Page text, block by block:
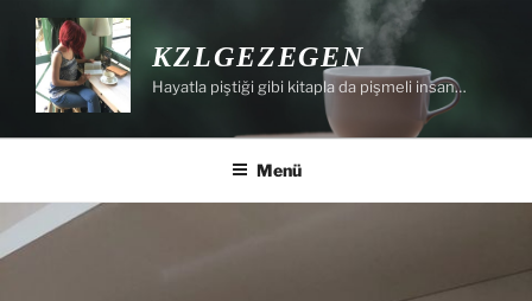
İçeriğe
KZLGEZEGEN
Hayatla piştiği gibi kitapla da pişmeli insan…
Menü